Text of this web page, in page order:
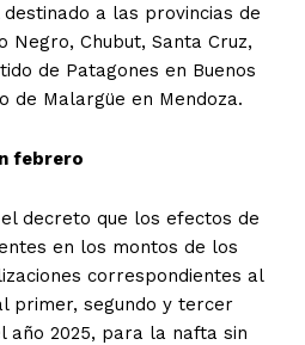
a las provincias de
Negro, Chubut, Santa Cruz,
de Patagones en Buenos
de Malargüe en Mendoza.
febrero
decreto que los efectos de
en los montos de los
correspondientes al
primer, segundo y tercer
2025, para la nafta sin